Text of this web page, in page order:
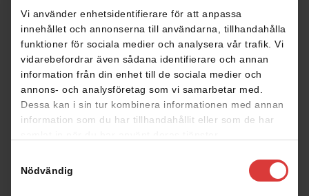
Vi använder enhetsidentifierare för att anpassa
innehållet och annonserna till användarna, tillhandahålla
funktioner för sociala medier och analysera vår trafik. Vi
vidarebefordrar även sådana identifierare och annan
information från din enhet till de sociala medier och
annons- och analysföretag som vi samarbetar med.
Dessa kan i sin tur kombinera informationen med annan
information som du har tillhandahållit eller som de har
Nödvändig
DELA
Planritningar
Klicka på planritningen för att förstora den